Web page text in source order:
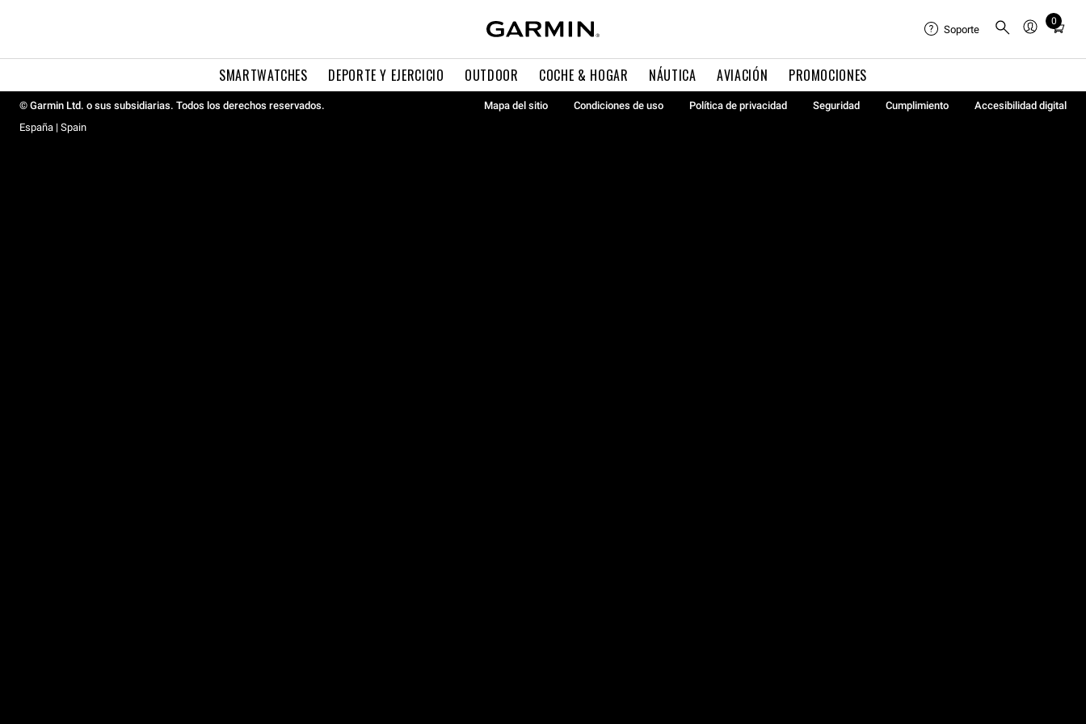
SMARTWATCHES DEPORTE Y EJERCICIO OUTDOOR COCHE & HOGAR NÁUTICA AVIACIÓN PROMOCIONES
Soporte
0
Total
in
0
© Garmin Ltd. o sus subsidiarias. Todos los derechos reservados. Mapa del sitio Condiciones de uso Política de privacidad Seguridad Cumplimiento
Accesibilidad digital
España | Spain